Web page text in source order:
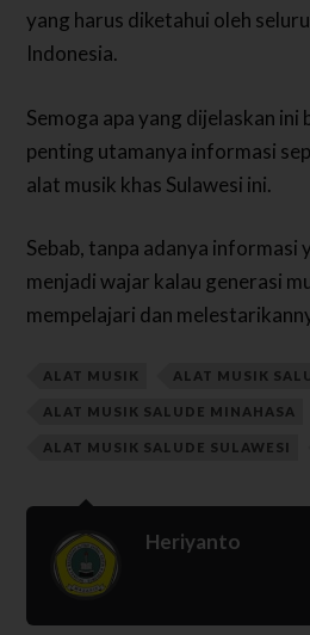
yang harus diketahui oleh
Indonesia.
Semoga apa yang dijelaskan
penting utamanya informasi
alat musik khas Sulawesi ini.
Sebab, tanpa adanya informasi
menjadi wajar kalau generasi
mempelajari dan
ALAT MUSIK ALAT MUSIK
ALAT MUSIK SALUDE MINAHASA
ALAT MUSIK SALUDE SULAWESI
Heriyanto